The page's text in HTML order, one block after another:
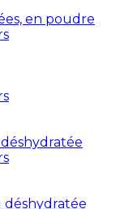
en poudre
déshydratée